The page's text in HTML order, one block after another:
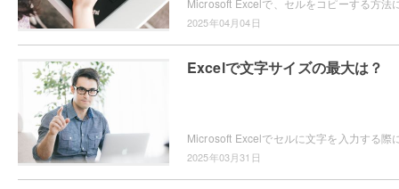
2025年04月04日
Excelで文字サイズの最大は？
2025年03月31日